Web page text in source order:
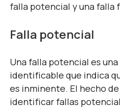
falla potencial y una falla
Falla potencial
Una falla potencial es
identificable que indica
es inminente. El hecho
identificar fallas